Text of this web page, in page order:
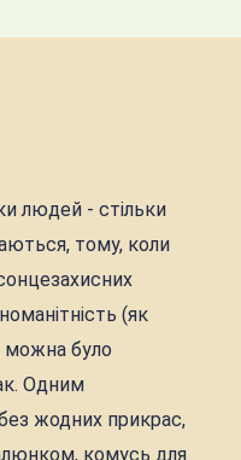
людей - стільки
тому, коли
(як
можна було
Одним
жодних прикрас,
комусь для